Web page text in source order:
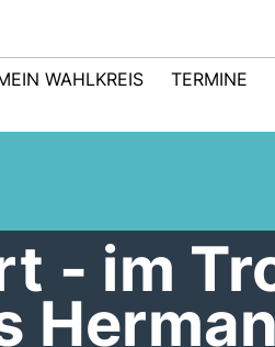
WAHLKREIS TERMINE
- im